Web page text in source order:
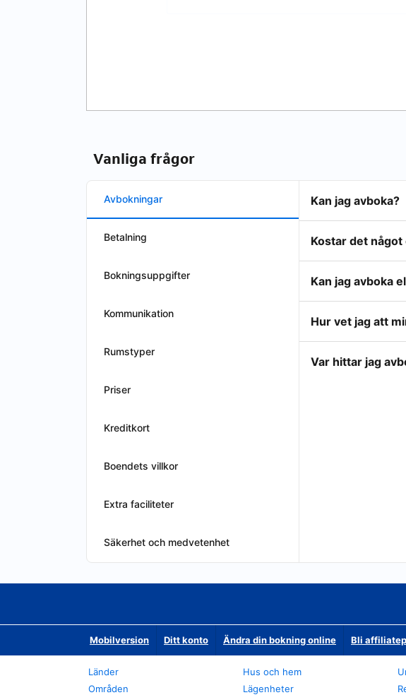
Vanliga frågor
Avbokningar
Betalning
Bokningsuppgifter
Kommunikation
Rumstyper
Priser
Kreditkort
Boendets villkor
Extra faciliteter
Säkerhet och medvetenhet
Kan jag avboka?
Kostar det
Kan jag avboka
Hur vet jag att
Var hittar jag
Mobilversion Ditt konto Ändra din bokning online Bli
Länder
Områden
Hus och hem
Lägenheter